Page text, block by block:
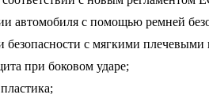
автомобиля с помощью ремней
безопасности с мягкими плечевыми
при боковом ударе;